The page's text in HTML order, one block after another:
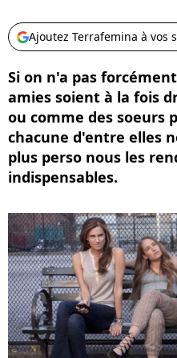
Ajoutez Terrafemina à vos
Si on n'a pas
amies soient à la fois
ou comme des soeurs
chacune d'entre elles
plus perso nous les
indispensables.